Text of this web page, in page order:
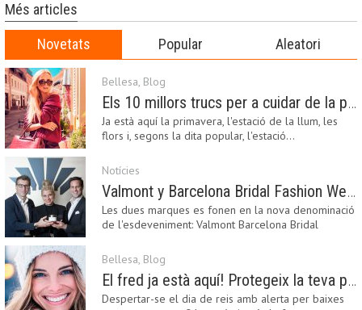
Més articles
Novetats Popular Aleatori
Bellesa, Blog
Els 10 millors trucs per a cuidar de la pell a la primavera
Ja està aquí la primavera, l'estació de la llum, les
flors i, segons la dita popular, l'estació…
Notícies
Valmont y Barcelona Bridal Fashion Week s’uneixen per donar impuls a la creativitat, la innovació i el disseny de la moda nupcial
Les dues marques es fonen en la nova denominació
de l'esdeveniment: Valmont Barcelona Bridal
Bellesa, Blog
El fred ja està aquí! Protegeix la teva pell amb els nostres consells i propostes
Despertar-se el dia de reis amb alerta per baixes